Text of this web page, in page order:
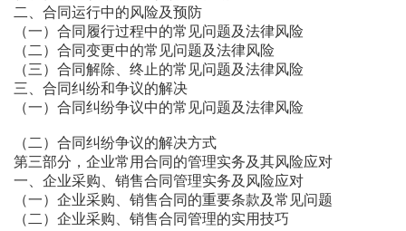
二、合同运行中的风险及预防
（一）合同履行过程中的常见问题及法律风险
（二）合同变更中的常见问题及法律风险
（三）合同解除、终止的常见问题及法律风险
三、合同纠纷和争议的解决
（一）合同纠纷争议中的常见问题及法律风险
（二）合同纠纷争议的解决方式
第三部分，企业常用合同的管理实务及其风险应对
一、企业采购、销售合同管理实务及风险应对
（一）企业采购、销售合同的重要条款及常见问题
（二）企业采购、销售合同管理的实用技巧